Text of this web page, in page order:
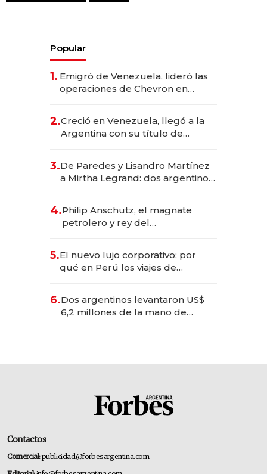
Popular
1. Emigró de Venezuela, lideró las
operaciones de Chevron en
2.Creció en Venezuela, llegó a la
Argentina con su título de
las marcas "fast premium"
3.De Paredes y Lisandro Martínez
a Mirtha Legrand: dos argentinos
4.Philip Anschutz, el magnate
petrolero y rey del
Fénix
5.El nuevo lujo corporativo: por
qué en Perú los viajes de
para convertirse en experiencias
transformadoras
6.Dos argentinos levantaron US$
6,2 millones de la mano de
Contactos
Comercial:publicidad@forbesargentina.com